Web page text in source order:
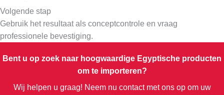
Volgende stap
Gebruik het resultaat als conceptcontrole en vraag
professionele bevestiging.
Bent u op zoek naar hoogwaardige Egyptische producten
om te importeren?
Wij helpen u graag! Neem nu contact met ons op om uw